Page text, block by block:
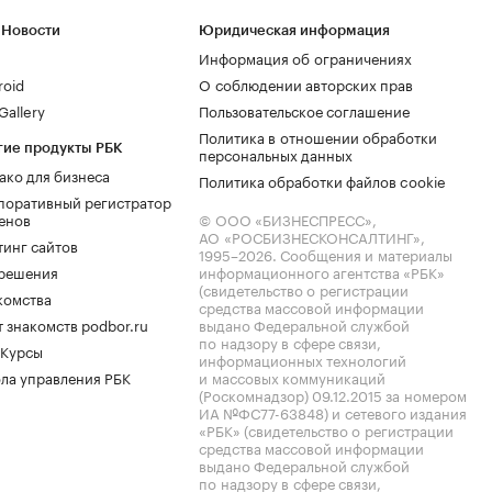
продукты РБК
для бизнеса
регистратор
сайтов
знакомств podbor.ru
управления РБК
Юридическая информация
Информация об ограничениях
О соблюдении авторских прав
Пользовательское соглашение
Политика в отношении обработки
персональных данных
Политика обработки файлов cookie
© ООО «БИЗНЕСПРЕСС»,
АО «РОСБИЗНЕСКОНСАЛТИНГ»,
1995–2026. Сообщения и материалы
информационного агентства «РБК»
(свидетельство о регистрации
средства массовой информации
выдано Федеральной службой
по надзору в сфере связи,
информационных технологий
и массовых коммуникаций
(Роскомнадзор) 09.12.2015 за номером
ИА №ФС77-63848) и сетевого издания
«РБК» (свидетельство о регистрации
средства массовой информации
выдано Федеральной службой
по надзору в сфере связи,